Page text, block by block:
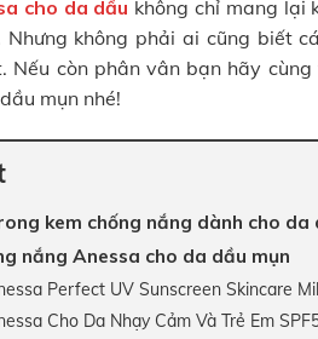
cho da dầu không chỉ mang lại
không phải ai cũng biết
Nếu còn phân vân bạn hãy
mụn nhé!
kem chống nắng dành cho da
nắng Anessa cho da dầu mụn
Perfect UV Sunscreen Skincare
Cho Da Nhạy Cảm Và Trẻ Em